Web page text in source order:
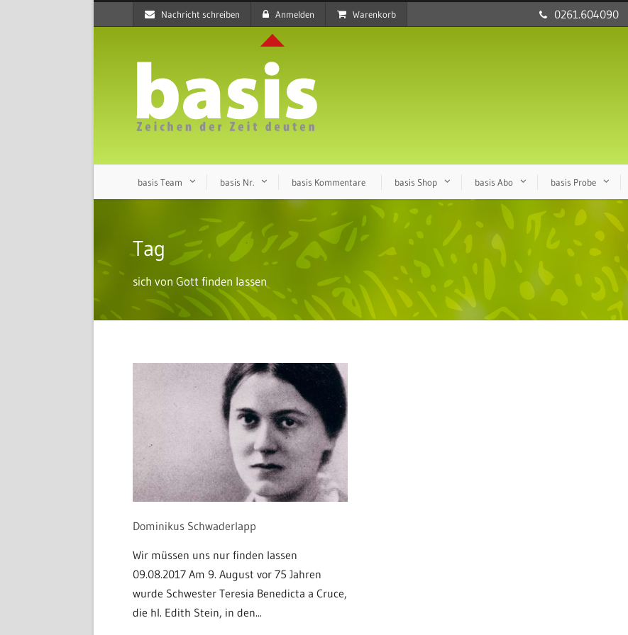
Nachricht schreiben Anmelden Warenkorb 0261.604090
basis Team basis Nr. basis Kommentare basis Shop basis Abo basis Probe
Tag
sich von Gott finden lassen
Dominikus Schwaderlapp
Wir müssen uns nur finden lassen
09.08.2017 Am 9. August vor 75 Jahren
wurde Schwester Teresia Benedicta a Cruce,
die hl. Edith Stein, in den...